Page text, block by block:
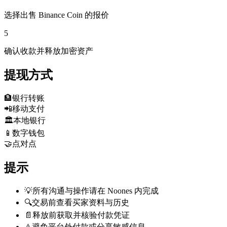
选择出售 Binance Coin 的报价
5
确认收款并释放加密资产
提现方式
🏦银行转账
📲移动支付
🏛️本地银行
📱 数字钱包
🤝点对点
提示
💡所有沟通与操作请在 Noones 内完成
🔍交易前查看买家资料与历史
📄 释放前获取并核验付款凭证